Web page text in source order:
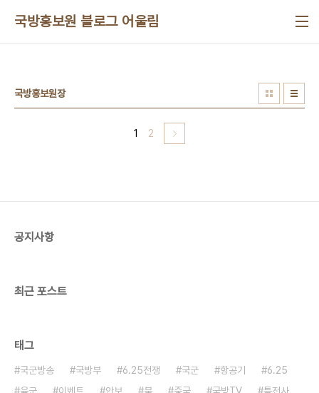
국방홍보원 블로그 어울림
국방홍보원장
1 2
공지사항
최근 포스트
태그
국군방송 국방부 6.25전쟁 국군 항공기
6.25